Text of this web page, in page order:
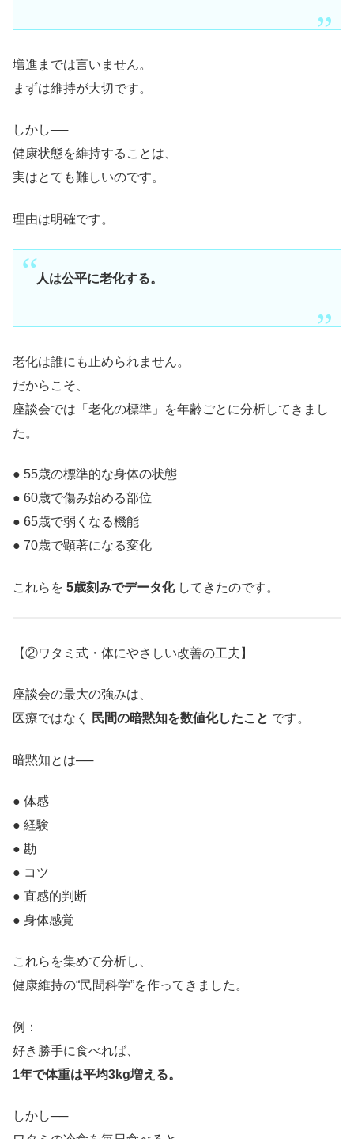
増進までは言いません。
まずは維持が大切です。
しかし──
健康状態を維持することは、
実はとても難しいのです。
理由は明確です。
人は公平に老化する。
老化は誰にも止められません。
だからこそ、
座談会では「老化の標準」を年齢ごとに分析してきまし
た。
● 55歳の標準的な身体の状態
● 60歳で傷み始める部位
● 65歳で弱くなる機能
● 70歳で顕著になる変化
これらを 5歳刻みでデータ化してきたのです。
【②ワタミ式・体にやさしい改善の工夫】
座談会の最大の強みは、
医療ではなく
民間の暗黙知を数値化したこと です。
暗黙知とは──
● 体感
● 経験
● 勘
● コツ
● 直感的判断
● 身体感覚
これらを集めて分析し、
健康維持の“民間科学”を作ってきました。
例：
好き勝手に食べれば、
1年で体重は平均3kg増える。
しかし──